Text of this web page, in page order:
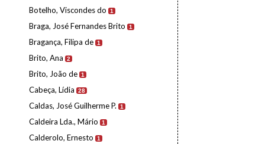
Botelho, Viscondes do 1
Braga, José Fernandes Brito 1
Bragança, Filipa de 1
Brito, Ana 2
Brito, João de 1
Cabeça, Lídia 28
Caldas, José Guilherme P. 1
Caldeira Lda., Mário 1
Calderolo, Ernesto 1